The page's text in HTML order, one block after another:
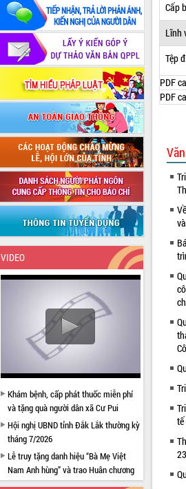
VIDEO
Khám bệnh, cấp phát thuốc miễn phí
và tặng quà người dân xã Cư Pui
Hội nghị UBND tỉnh Đắk Lắk thường kỳ
tháng 7/2026
Lễ truy tặng danh hiệu “Bà Mẹ Việt
Nam Anh hùng” và trao Huân chương
Lao động
Cấp
Lĩnh
Tệp
PDF
PDF